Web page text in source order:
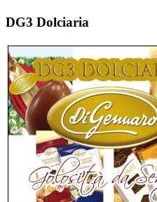
DG3 Dolciaria